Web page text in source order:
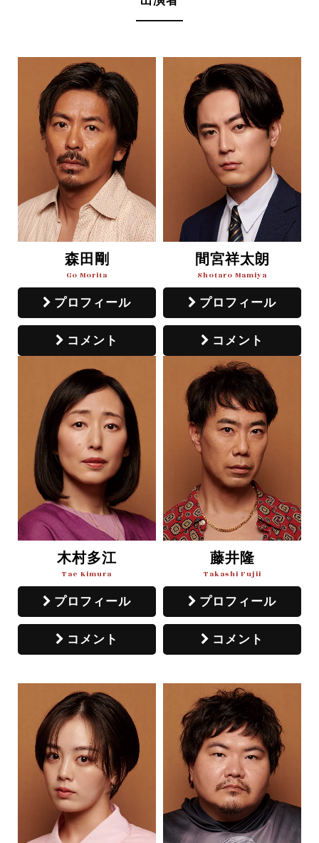
森田剛
Go Morita
プロフィール
コメント
間宮祥太朗
Shotaro Mamiya
プロフィール
コメント
木村多江
Tae Kimura
プロフィール
コメント
藤井隆
Takashi Fujii
プロフィール
コメント